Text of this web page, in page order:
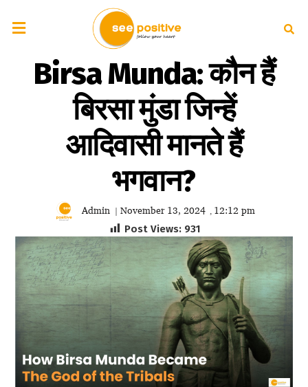
Birsa Munda: कौन हैं
बिरसा मुंडा जिन्हें
आदिवासी मानते हैं
भगवान?
Admin | November 13, 2024 , 12:12 pm
Post Views: 931